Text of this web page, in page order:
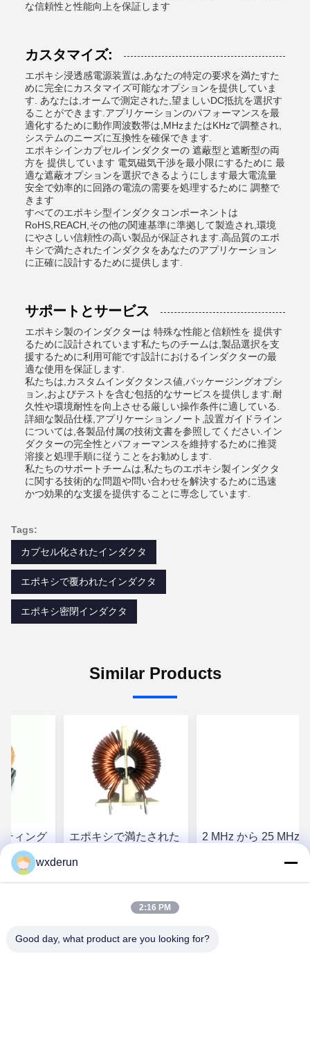
な信頼性と性能向上を保証します
カスタマイズ:
エポキシ浸透感電源装置は,あなたの特定の要求を満たすた
めに完全にカスタマイズ可能なオプションを提供していま
す. あなたは,オームで測定された,望ましいDC抵抗を選択す
ることができます.アプリケーションのパフォーマンスを最
適化するために動作周波数帯は,MHzまたはKHzで調整され,
システムのニーズに互換性を確保できます.
エポキシインカプセルインダクターの 遮蔽型と遮断型の両
方を 提供しています 電気磁気干渉を最小限にするために 最
適な遮蔽オプションを選択できるようにします最大電流量
安全で効率的に回路の電流の需要を処理するために 調整で
きます
すべてのエポキシ型インダクタコンポーネントは
RoHS,REACH,その他の関連基準に準拠して製造され,環境
にやさしい信頼性の高い製品が保証されます.高品質のエポ
キシで満たされたインダクタをあなたのアプリケーション
に正確に設計するために提供します.
サポートとサービス
エポキシ製のインダクターは 特殊な性能と信頼性を 提供す
るために設計されています私たちのチームは,製品選択を支
援するために利用可能です設計におけるインダクターの最
適な使用を保証します.
私たちは,カスタムインダクタンス値,パッケージングオプシ
ョン,およびテストを含む包括的なサービスを提供します.耐
久性や環境耐性を向上させる厳しい操作条件に適している.
詳細な製品仕様,アプリケーションノート,設置ガイドライン
については,各製品付属の技術文書を参照してください.イン
ダクターの完全性とパフォーマンスを維持するために推奨
溶接と処理手順に従うことをお勧めします.
私たちのサポートチームは,私たちのエポキシ製インダクタ
に関する技術的な問題や問い合わせを解決するために迅速
かつ効果的な支援を提供することに専念しています.
Tags:
カプセル化されたインダクタ
エポキシで覆われたインダクタ
エポキシ密閉インダクタ
Similar Products
ティング
タイプ
された
エポキシで満たされた
ル電子機器のための
DC抵抗
お問い合わせ
2 MHz から 25 MHz
ポキシで満たされた
ア材料の湿度耐性
wxderun
2:16 PM
Good day, what product are you looking for?